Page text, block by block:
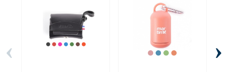
‹ ›